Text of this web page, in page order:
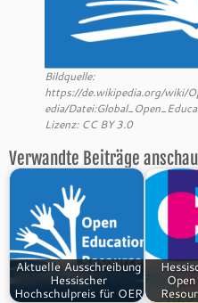
Bildquelle:
https://de.wikipedia.org/wiki/
edia/
Lizenz: CC BY 3.0
Verwandte Beiträge
Aktuelle Ausschreibung
Hessischer
Hochschulpreis für OER